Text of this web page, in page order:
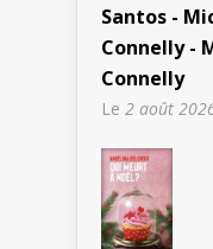
Santos -
Connelly -
Connelly
Le 2 août